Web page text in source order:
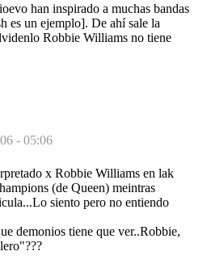
han inspirado a muchas bandas
es un ejemplo]. De ahí sale la
Robbie Williams no tiene
- 05:06
x Robbie Williams en lak
(de Queen) meintras
siento pero no entiendo
demonios tiene que ver..Robbie,